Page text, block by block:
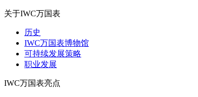
关于IWC万国表
历史
IWC万国表博物馆
可持续发展策略
职业发展
IWC万国表亮点